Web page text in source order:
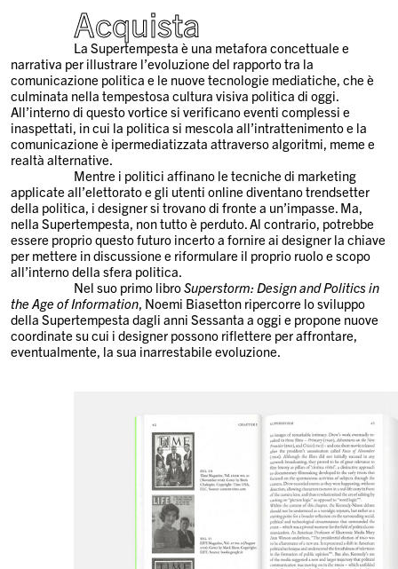
Acquista
La Supertempesta è una metafora concettuale e
narrativa per illustrare l’evoluzione del rapporto tra la
comunicazione politica e le nuove tecnologie mediatiche, che è
culminata nella tempestosa cultura visiva politica di oggi.
All’interno di questo vortice si verificano eventi complessi e
inaspettati, in cui la politica si mescola all’intrattenimento e la
comunicazione è ipermediatizzata attraverso algoritmi, meme e
realtà alternative.
Mentre i politici affinano le tecniche di marketing
applicate all’elettorato e gli utenti online diventano trendsetter
della politica, i designer si trovano di fronte a un’impasse. Ma,
nella Supertempesta, non tutto è perduto. Al contrario, potrebbe
essere proprio questo futuro incerto a fornire ai designer la chiave
per mettere in discussione e riformulare il proprio ruolo e scopo
all’interno della sfera politica.
Nel suo primo libroSuperstorm: Design and Politics in
the Age of Information , Noemi Biasetton ripercorre lo sviluppo
della Supertempesta dagli anni Sessanta a oggi e propone nuove
coordinate su cui i designer possono riflettere per affrontare,
eventualmente, la sua inarrestabile evoluzione.